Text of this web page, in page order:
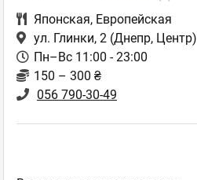
Японская, Европейская
ул. Глинки, 2 (Днепр, Центр)
Пн–Вс 11:00 - 23:00
150 – 300 ₴
056 790-30-49